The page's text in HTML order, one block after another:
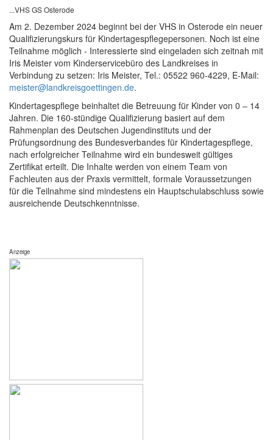
...VHS GS Osterode
Am 2. Dezember 2024 beginnt bei der VHS in Osterode ein neuer
Qualifizierungskurs für Kindertagespflegepersonen. Noch ist eine
Teilnahme möglich - Interessierte sind eingeladen sich zeitnah mit
Iris Meister vom Kinderservicebüro des Landkreises in
Verbindung zu setzen: Iris Meister, Tel.: 05522 960-4229, E-Mail:
meister@landkreisgoettingen.de.
Kindertagespflege beinhaltet die Betreuung für Kinder von 0 – 14
Jahren. Die 160-stündige Qualifizierung basiert auf dem
Rahmenplan des Deutschen Jugendinstituts und der
Prüfungsordnung des Bundesverbandes für Kindertagespflege,
nach erfolgreicher Teilnahme wird ein bundesweit gültiges
Zertifikat erteilt. Die Inhalte werden von einem Team von
Fachleuten aus der Praxis vermittelt, formale Voraussetzungen
für die Teilnahme sind mindestens ein Hauptschulabschluss sowie
ausreichende Deutschkenntnisse.
Anzeige